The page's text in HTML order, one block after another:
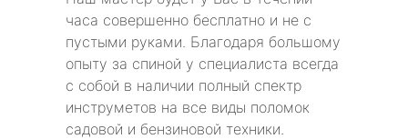
часа совершенно бесплатно и не с
пустыми руками. Благодаря большому
опыту за спиной у специалиста всегда
с собой в наличии полный спектр
инструметов на все виды поломок
садовой и бензиновой техники.